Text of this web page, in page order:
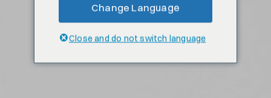
Change Language
Close and do not switch language